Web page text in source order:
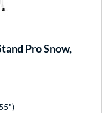
Pro Snow,